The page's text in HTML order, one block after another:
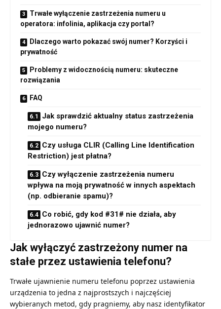
Trwałe wyłączenie zastrzeżenia numeru u
operatora: infolinia, aplikacja czy portal?
Dlaczego warto pokazać swój numer? Korzyści i
prywatność
Problemy z widocznością numeru: skuteczne
rozwiązania
FAQ
Jak sprawdzić aktualny status zastrzeżenia
mojego numeru?
Czy usługa CLIR (Calling Line Identification
Restriction) jest płatna?
Czy wyłączenie zastrzeżenia numeru
wpływa na moją prywatność w innych aspektach
(np. odbieranie spamu)?
Co robić, gdy kod #31# nie działa, aby
jednorazowo ujawnić numer?
Jak wyłączyć zastrzeżony numer na
stałe przez ustawienia telefonu?
Trwałe ujawnienie numeru telefonu poprzez ustawienia
urządzenia to jedna z najprostszych i najczęściej
wybieranych metod, gdy pragniemy, aby nasz identyfikator